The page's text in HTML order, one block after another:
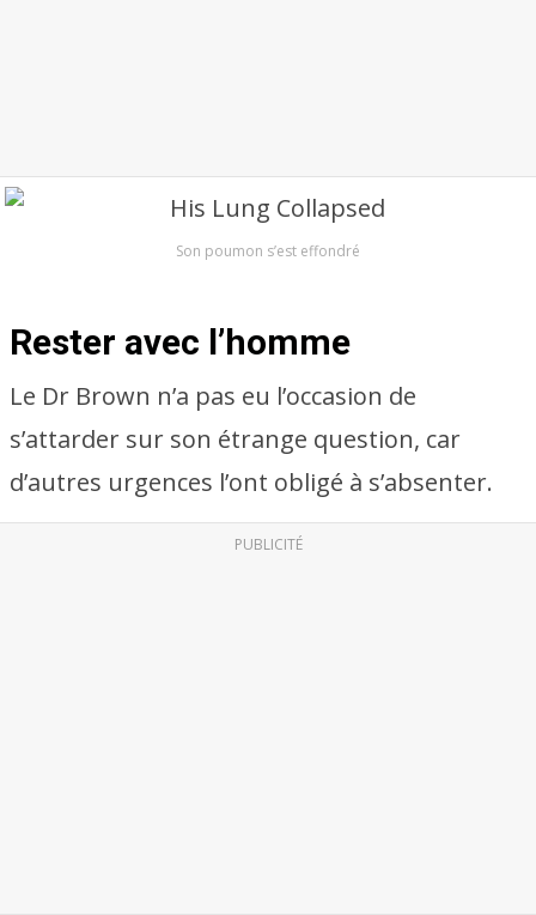
Son poumon s’est effondré
Rester avec l’homme
Le Dr Brown n’a pas eu l’occasion de
s’attarder sur son étrange question, car
d’autres urgences l’ont obligé à s’absenter.
PUBLICITÉ